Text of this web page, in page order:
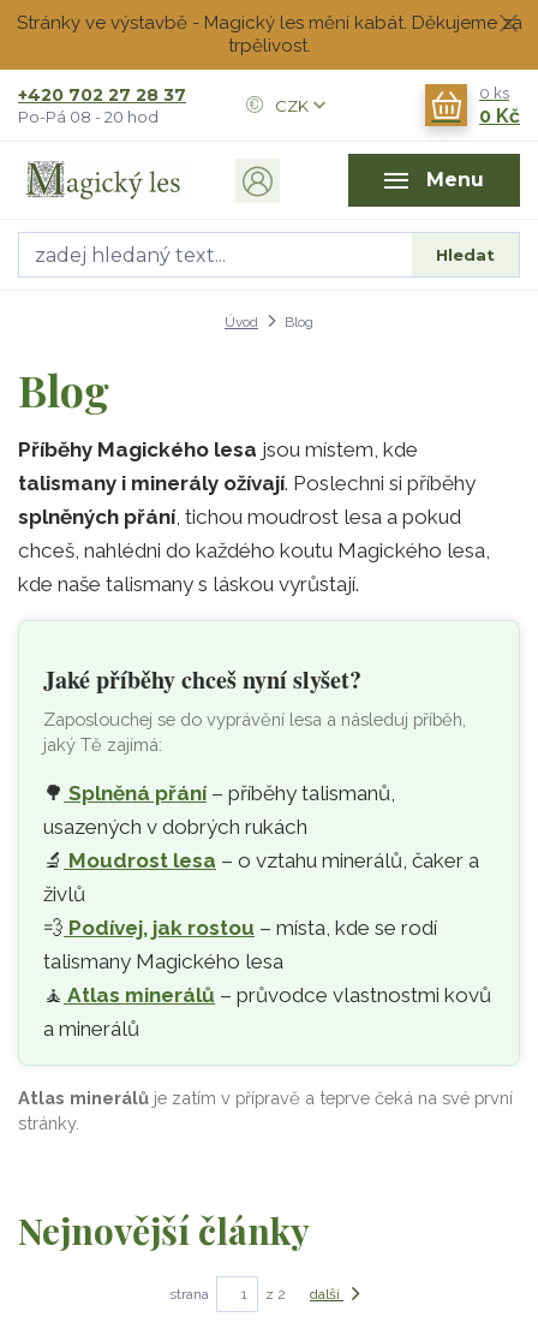
Stránky ve výstavbě - Magický les mění kabát. Děkujeme za
trpělivost.
Menu
CZK
Hledat
+420 702 27 28 37
Po-Pá 08 - 20 hod
0 ks
0 Kč
Úvod Blog
Blog
Příběhy Magického lesa jsou místem, kde
talismany i minerály ožívají. Poslechni si příběhy
splněných přání, tichou moudrost lesa a pokud
chceš, nahlédni do každého koutu Magického lesa,
kde naše talismany s láskou vyrůstají.
Jaké příběhy chceš nyní slyšet?
Zaposlouchej se do vyprávění lesa a následuj příběh,
jaký Tě zajímá:
🌳 Splněná přání– příběhy talismanů,
usazených v dobrých rukách
🔬 Moudrost lesa – o vztahu minerálů, čaker a
živlů
💨 Podívej, jak rostou – místa, kde se rodí
talismany Magického lesa
🧘‍ Atlas minerálů – průvodce vlastnostmi kovů
a minerálů
Atlas minerálů je zatím v přípravě a teprve čeká na své první
stránky.
Nejnovější články
strana z 2 další